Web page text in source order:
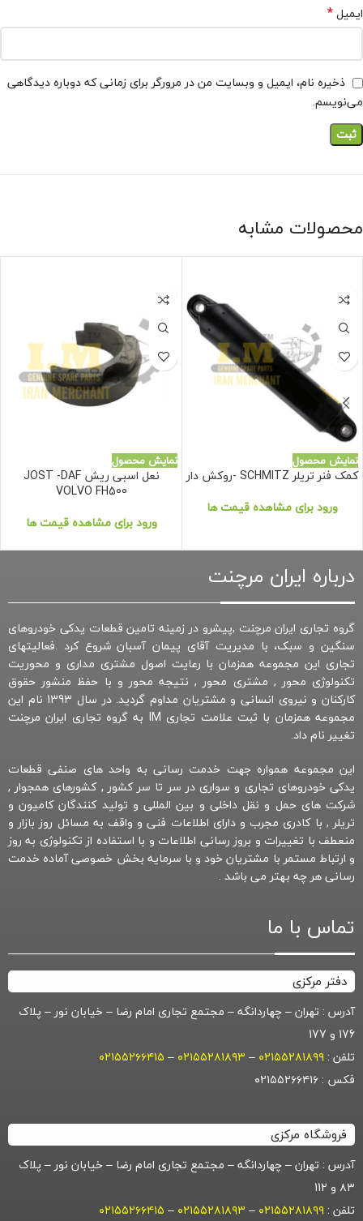
ایمیل*
ذخیره نام، ایمیل و وبسایت من در مرورگر برای زمانی که دوباره دیدگاهی
می‌نویسم.
محصولات مشابه
نمایش محصول
کمک فنر تریلر SCHMITZ -روکش دار
ورود برای مشاهده قیمت ها
نمایش محصول
نعل اسبی ریش JOST -DAF
VOLVO FH500
ورود برای مشاهده قیمت ها
درباره ایران مرچنت
گروه تجاری ایران مرچنت ,پیشرو در زمینه تامین قطعات یدکی خودروهای
سنگین و سبک، با مدیریت آقای پیمان آسبان شروع کرد .فعالیتهای
تجاری این مجموعه همزمان با رعایت اصول مشتری مداری و محوریت
تکنولوژی محور , مشتری محور , نتیجه محور و با حفظ منشور حقوق
کارکنان و نیروی انسانی و مشتریان مداوم گردید. در سال 1393 نام این
مجموعه همزمان با ثبت علامت تجاری IM به گروه تجاری ایران مرچنت
تغییر نام داد.
این مجموعه همواره جهت خدمت رسانی به واحد های صنفی قطعات
یدکی خودروهای تجاری و سواری در سر تا سر کشور , کشورهای همجوار ,
شرکت های حمل و نقل داخلی و بین المللی و تولید کنندگان کامیون و
تریلر , با کادری مجرب و دارای اطلاعات فنی و واقف به مسائل روز بازار و
منعطف با تغییرات و بروز رسانی اطلاعات و با استفاده از تکنولوژی به روز
و ارتباط مستمر با مشتریان خود و با سرمایه بخش خصوصی آماده خدمت
رسانی هر چه بهتر می باشد .
تماس با ما
دفتر مرکزی
آدرس : تهران – چهاردانگه – مجتمع تجاری امام رضا – خیابان نور – پلاک
176 و 177
تلفن : ۰۲۱۵۵۲۸۱۸۹۹ – ۰۲۱۵۵۲۸۱۸۹۳ – ۰۲۱۵۵۲۶۶۴۱۵
فکس : ۰۲۱۵۵۲۶۶۴۱۶
فروشگاه مرکزی
آدرس : تهران – چهاردانگه – مجتمع تجاری امام رضا – خیابان نور – پلاک
۸۳ و 112
تلفن : ۰۲۱۵۵۲۸۱۸۹۹ – ۰۲۱۵۵۲۸۱۸۹۳ – ۰۲۱۵۵۲۶۶۴۱۵